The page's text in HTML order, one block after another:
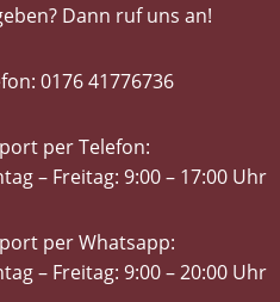
Dann ruf uns an!
0176 41776736
per Telefon:
– Freitag: 9:00 – 17:00 Uhr
per Whatsapp:
– Freitag: 9:00 – 20:00 Uhr